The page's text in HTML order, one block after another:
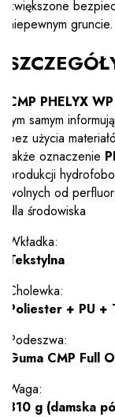
zwiększone
niepewnym gruncie.
CMP PHELYX WP
tym samym
bez użycia
także oznaczenie
produkcji
wolnych od
dla środowiska
Wkładka:
Tekstylna
Cholewka:
Poliester + PU +
Podeszwa:
Guma CMP Full
Waga:
310 g (damska